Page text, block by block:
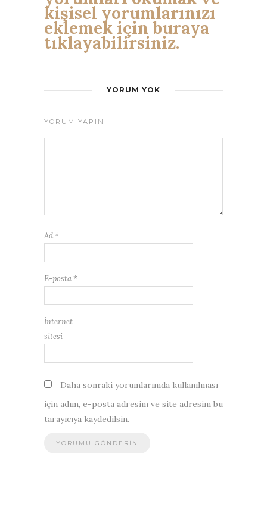
kişisel yorumlarınızı
eklemek için buraya
tıklayabilirsiniz.
YORUM YOK
YORUM YAPIN
Ad *
E-posta *
İnternet
sitesi
Daha sonraki yorumlarımda kullanılması
için adım, e-posta adresim ve site adresim bu
tarayıcıya kaydedilsin.